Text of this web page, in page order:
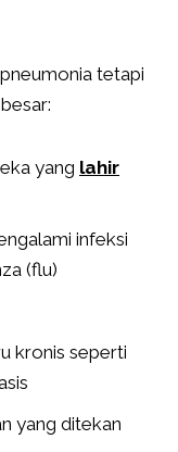
tetapi
yang lahir
infeksi
(flu)
kronis seperti
yang ditekan